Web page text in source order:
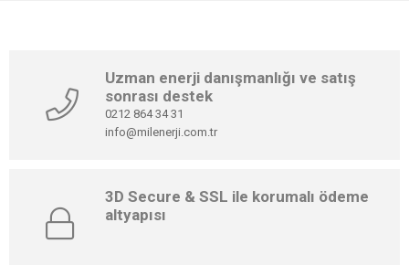
Uzman enerji danışmanlığı ve satış
sonrası destek
0212 864 34 31
info@milenerji.com.tr
3D Secure & SSL ile korumalı ödeme
altyapısı